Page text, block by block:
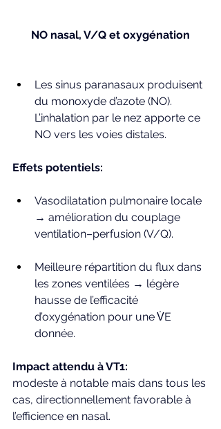
NO nasal, V/Q et oxygénation
Les sinus paranasaux produisent
du monoxyde d’azote (NO).
L’inhalation par le nez apporte ce
NO vers les voies distales.
Effets potentiels:
Vasodilatation pulmonaire locale
→ amélioration du couplage
ventilation–perfusion (V/Q).
Meilleure répartition du flux dans
les zones ventilées → légère
hausse de l’efficacité
d’oxygénation pour une V̇E
donnée.
Impact attendu à VT1:
modeste à notable mais dans tous les
cas, directionnellement favorable à
l’efficience en nasal.